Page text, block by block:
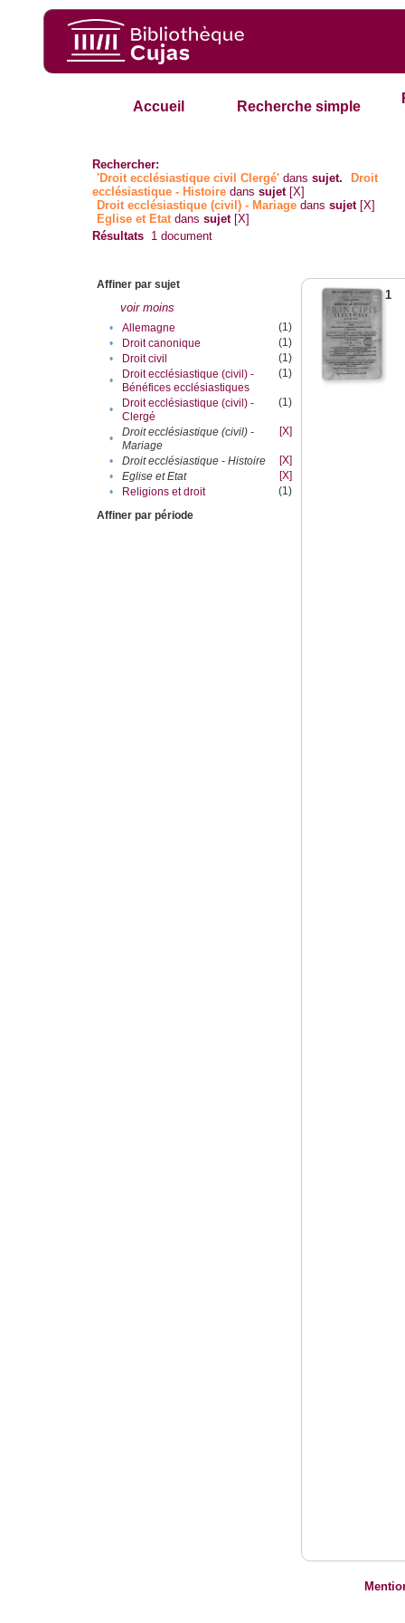
Accueil Recherche simple
Rechercher:
'Droit ecclésiastique civil Clergé' danssujet.
Droit
ecclésiastique - Histoire danssujet [X]
Droit ecclésiastique (civil) - Mariage danssujet [X]
Eglise et Etatdanssujet [X]
Résultats 1 document
Affiner par sujet
voir moins
• Allemagne
(1)
•
Droit canonique
(1)
•
Droit civil
(1)
•
Droit ecclésiastique (civil) -
Bénéfices ecclésiastiques
(1)
•
Droit ecclésiastique (civil) -
Clergé
(1)
•
Droit ecclésiastique (civil) -
Mariage
[X]
• Droit ecclésiastique - Histoire
[X]
•
Eglise et Etat
[X]
•
Religions et droit
(1)
Affiner par période
1